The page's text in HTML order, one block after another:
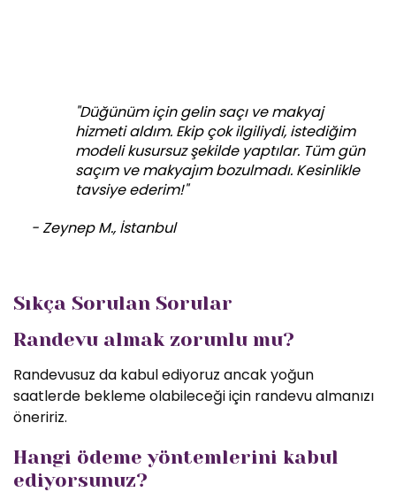
"Düğünüm için gelin saçı ve makyaj
hizmeti aldım. Ekip çok ilgiliydi, istediğim
modeli kusursuz şekilde yaptılar. Tüm gün
saçım ve makyajım bozulmadı. Kesinlikle
tavsiye ederim!"
- Zeynep M., İstanbul
Sıkça Sorulan Sorular
Randevu almak zorunlu mu?
Randevusuz da kabul ediyoruz ancak yoğun
saatlerde bekleme olabileceği için randevu almanızı
öneririz.
Hangi ödeme yöntemlerini kabul
ediyorsunuz?